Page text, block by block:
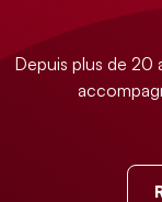
Depuis plus de 20